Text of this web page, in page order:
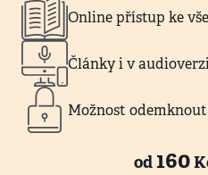
Online přístup ke
Články i v
Možnost
od160